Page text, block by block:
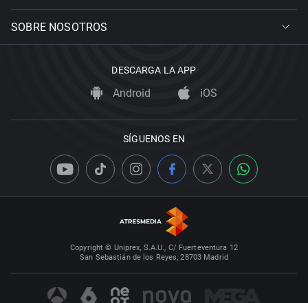
SOBRE NOSOTROS
DESCARGA LA APP
Android iOS
SÍGUENOS EN
Copyright © Uniprex, S.A.U., C/ Fuerteventura 12
San Sebastián de los Reyes, 28703 Madrid